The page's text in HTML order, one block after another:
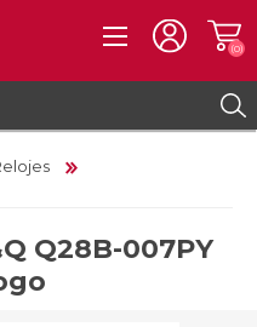
(0)
Q28B-007PY